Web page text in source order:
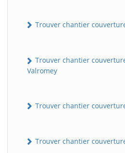
Trouver chantier
Trouver chantier
Valromey
Trouver chantier
Trouver chantier